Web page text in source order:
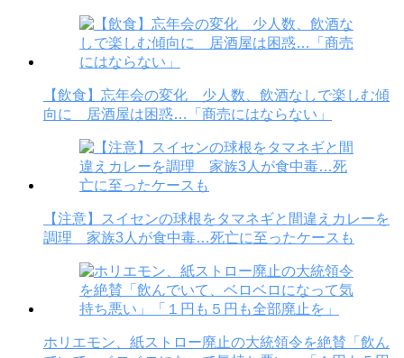
【飲食】忘年会の変化 少人数、飲酒なしで楽しむ傾
向に 居酒屋は困惑…「商売にはならない」
【注意】スイセンの球根をタマネギと間違えカレーを
調理 家族3人が食中毒…死亡に至ったケースも
ホリエモン、紙ストロー廃止の大統領令を絶賛「飲ん